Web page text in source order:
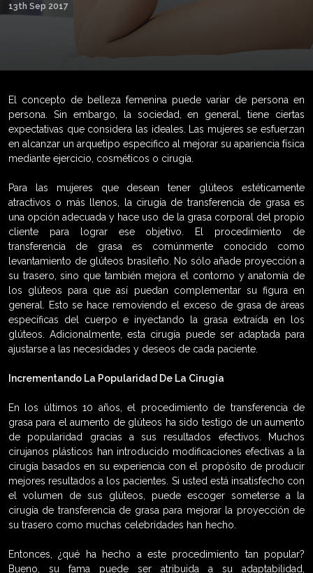
13th Sep 2017
El concepto de belleza femenina puede variar de persona en
persona. Sin embargo, la sociedad, en general, tiene ciertas
expectativas que considera las ideales. Las mujeres se esfuerzan
en alcanzar un arquetipo especifico al mejorar su apariencia física
mediante ejercicio, cosméticos o cirugía.
Para las mujeres que desean tener glúteos estéticamente
atractivos o más llenos, la cirugía de transferencia de grasa es
una opción adecuada y hace uso de la grasa corporal del propio
cliente para lograr ese objetivo. El procedimiento de
transferencia de grasa es comúnmente conocido como
levantamiento de glúteos brasileño. No sólo añade proyección a
su trasero, sino que también mejora el contorno y anatomía de
los glúteos para que así puedan complementar su figura en
general. Esto se hace removiendo el exceso de grasa de áreas
específicas del cuerpo e inyectando la grasa extraída en los
glúteos. Adicionalmente, esta cirugía puede ser adaptada para
ajustarse a las necesidades y deseos de cada paciente.
Incrementando La Popularidad De La Cirugía
En los últimos 10 años, el procedimiento de transferencia de
grasa para el aumento de glúteos ha sido testigo de un aumento
de popularidad gracias a sus resultados efectivos. Muchos
cirujanos plásticos han introducido modificaciones efectivas a la
cirugía basados en su experiencia con el propósito de producir
mejores resultados a los pacientes. Si usted está insatisfecho con
el volumen de sus glúteos, puede escoger someterse a la
cirugía de transferencia de grasa para mejorar la proyección de
su trasero como muchas celebridades han hecho.
Entonces, ¿qué ha hecho a este procedimiento tan popular?
Bueno, su fama puede ser atribuida a su adaptabilidad,